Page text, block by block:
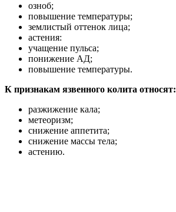
озноб;
повышение температуры;
землистый оттенок лица;
астения:
учащение пульса;
понижение АД;
повышение температуры.
К признакам язвенного колита относят:
разжижение кала;
метеоризм;
снижение аппетита;
снижение массы тела;
астению.